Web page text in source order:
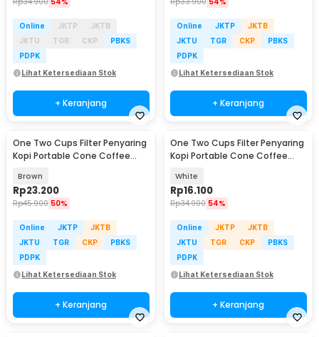
Online JKTP
JKTB
JKTU
TGR CKP
PBKS
PDPK
Lihat Ketersediaan Stok
+ Keranjang
Online JKTP
JKTB
JKTU
TGR CKP
PBKS
PDPK
Lihat Ketersediaan Stok
+ Keranjang
One Two Cups Filter Penyaring
Kopi Portable Cone Coffee
Brown
Rp23.200
Rp45.900 50%
Online JKTP
JKTB
JKTU
TGR CKP
PBKS
PDPK
Lihat Ketersediaan Stok
+ Keranjang
One Two Cups Filter Penyaring
Kopi Portable Cone Coffee
White
Rp16.100
Rp34.900 54%
Online JKTP
JKTB
JKTU
TGR CKP
PBKS
PDPK
Lihat Ketersediaan Stok
+ Keranjang